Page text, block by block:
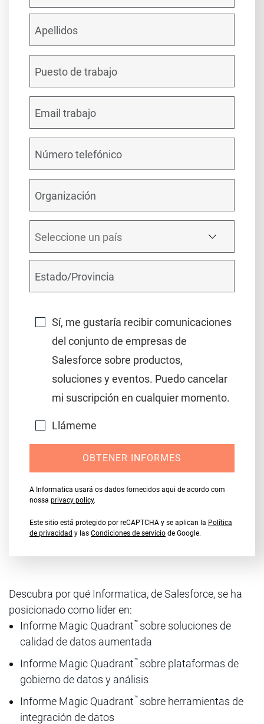
Sí, me gustaría recibir comunicaciones
del conjunto de empresas de
Salesforce sobre productos,
soluciones y eventos. Puedo cancelar
mi suscripción en cualquier momento.
Llámeme
OBTENER INFORMES
A Informatica usará os dados fornecidos aqui de acordo com
nossa privacy policy.
Este sitio está protegido por reCAPTCHA y se aplican la Política
de privacidad y las Condiciones de servicio de Google.
Descubra por qué Informatica, de Salesforce, se ha
posicionado como líder en:
Informe Magic Quadrant™sobre soluciones de
calidad de datos aumentada
Informe Magic Quadrant™sobre plataformas de
gobierno de datos y análisis
Informe Magic Quadrant™sobre herramientas de
integración de datos